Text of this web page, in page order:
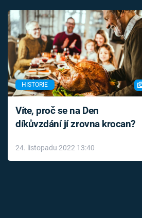
HISTORIE
Víte, proč se na Den
díkůvzdání jí zrovna krocan?
24. listopadu 2022 13:40